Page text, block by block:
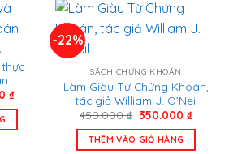
₫.
₫Giá
tại
-22%
SÁCH CHỨNG KHOÁN
Làm Giàu Từ Chứng Khoán,
tác giả William J. O’Neil
450.000₫ Giá
là:
450.000 ₫.
350.000 ₫Giá
tại
THÊM VÀO GIỎ HÀNG